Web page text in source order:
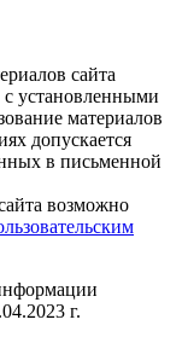
сайта
с установленными
материалов
допускается
в письменной
возможно
г.